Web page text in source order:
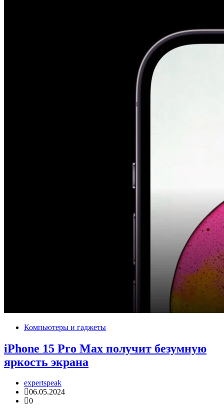
Компьютеры и гаджеты
iPhone 15 Pro Max получит безумную
яркость экрана
expertspeak
06.05.2024
0